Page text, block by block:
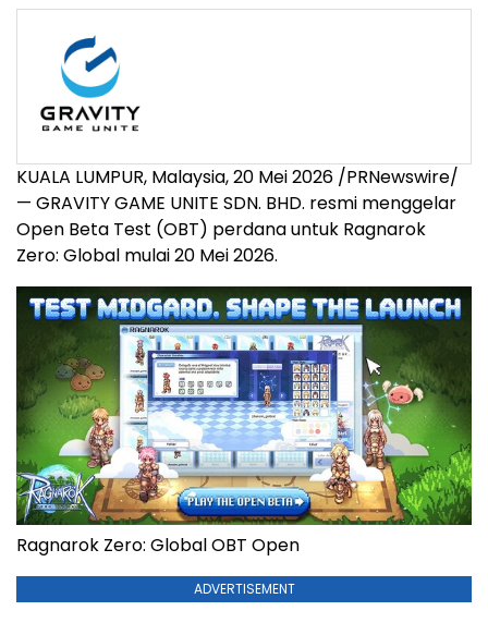
KUALA LUMPUR, Malaysia,20 Mei 2026 /PRNewswire/
— GRAVITY GAME UNITE SDN. BHD. resmi menggelar
Open Beta Test (OBT) perdana untuk Ragnarok
Zero: Global mulai 20 Mei 2026.
Ragnarok Zero: Global OBT Open
ADVERTISEMENT